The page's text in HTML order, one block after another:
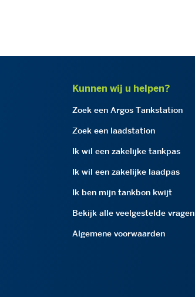
Kunnen wij u helpen?
Zoek een Argos Tankstation
Zoek een laadstation
Ik wil een zakelijke tankpas
Ik wil een zakelijke laadpas
Ik ben mijn tankbon kwijt
Bekijk alle veelgestelde vragen
Algemene voorwaarden